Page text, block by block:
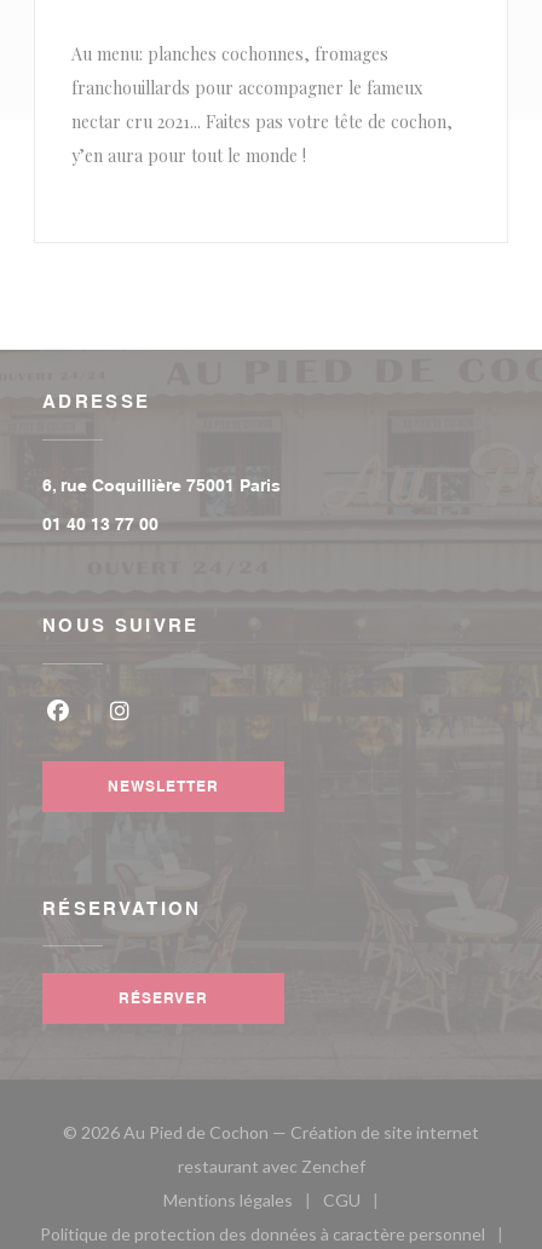
Au menu: planches cochonnes, fromages
franchouillards pour accompagner le fameux
nectar cru 2021... Faites pas votre tête de cochon,
y’en aura pour tout le monde !
ADRESSE
6, rue Coquillière 75001 Paris
01 40 13 77 00
NOUS SUIVRE
NEWSLETTER
RÉSERVATION
RÉSERVER
© 2026 Au Pied de Cochon — Création de site internet
restaurant avec Zenchef((ouvre une nouvelle
Mentions légales
((ouvre une nouvelle fenêtre))
CGU
((ouvre une nouvelle
Politique de protection des données à caractère personnel